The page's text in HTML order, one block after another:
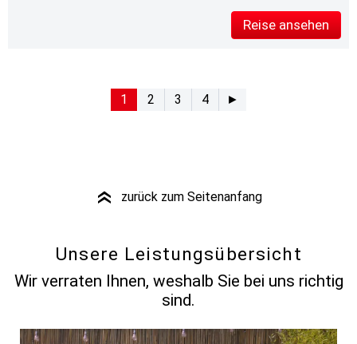
Reise ansehen
1 2 3 4 ►
» zurück zum Seitenanfang
Unsere Leistungsübersicht
Wir verraten Ihnen, weshalb Sie bei uns richtig
sind.